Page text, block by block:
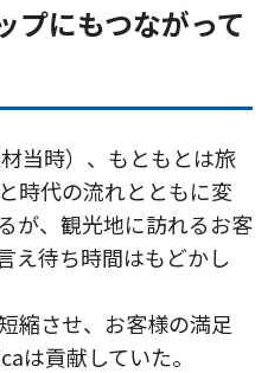
プにもつながって
当時）、もともとは旅
時代の流れとともに変
が、観光地に訪れるお客
え待ち時間はもどかし
縮させ、お客様の満足
は貢献していた。